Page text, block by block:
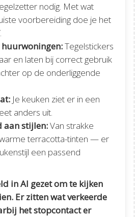
nodig. Met wat
voorbereiding doe je het
huurwoningen:Tegelstickers
en laten bij correct gebruik
op de onderliggende
Je keuken ziet er in een
anders uit.
aan stijlen:Van strakke
terracotta-tinten — er
een passend
in AI gezet om te kijken
Er zitten wat verkeerde
het stopcontact er